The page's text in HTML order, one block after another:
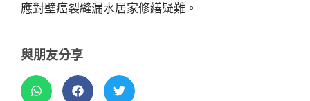
應對壁癌裂縫漏水居家修繕疑難。
與朋友分享